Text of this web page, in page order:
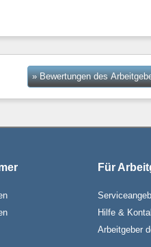
» Bewertungen des
Für
Hilfe &
Arbeitgeber